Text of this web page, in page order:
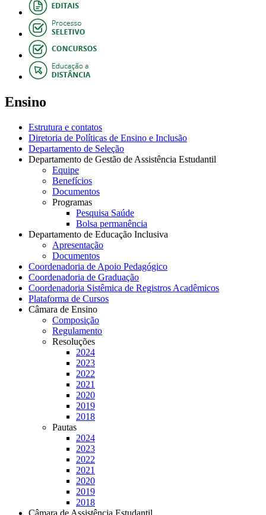
Ensino
Estrutura e contatos
Diretoria de Políticas de Ensino e Inclusão
Departamento de Seleção
Departamento de Gestão de Assistência Estudantil
Equipe
Benefícios
Documentos
Programas
Pesquisa Saúde
Bolsa permanência
Departamento de Educação Inclusiva
Apresentação
Documentos
Coordenadoria de Apoio Pedagógico
Coordenadoria de Graduação
Coordenadoria Sistêmica de Registros Acadêmicos
Plataforma de Cursos
Câmara de Ensino
Composição
Regulamento
Resoluções
2024
2023
2022
2021
2020
2019
2018
Pautas
2024
2023
2022
2021
2020
2019
2018